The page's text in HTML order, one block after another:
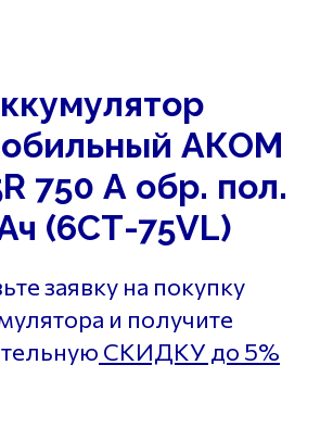
АКОМ
750 А обр. пол.
(6СТ-75VL)
заявку на покупку
и получите
СКИДКУ до 5%